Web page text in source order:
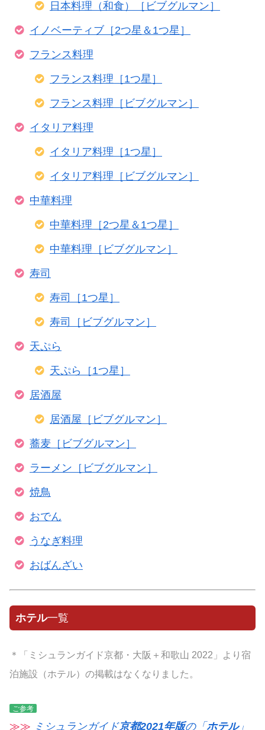
日本料理（和食）［ビブグルマン］
イノベーティブ［2つ星＆1つ星］
フランス料理
フランス料理［1つ星］
フランス料理［ビブグルマン］
イタリア料理
イタリア料理［1つ星］
イタリア料理［ビブグルマン］
中華料理
中華料理［2つ星＆1つ星］
中華料理［ビブグルマン］
寿司
寿司［1つ星］
寿司［ビブグルマン］
天ぷら
天ぷら［1つ星］
居酒屋
居酒屋［ビブグルマン］
蕎麦［ビブグルマン］
ラーメン［ビブグルマン］
焼鳥
おでん
うなぎ料理
おばんざい
ホテル一覧
＊「ミシュランガイド京都・大阪＋和歌山 2022」より宿
泊施設（ホテル）の掲載はなくなりました。
ご参考
≫≫ ミシュランガイド京都2021年版の「ホテル」